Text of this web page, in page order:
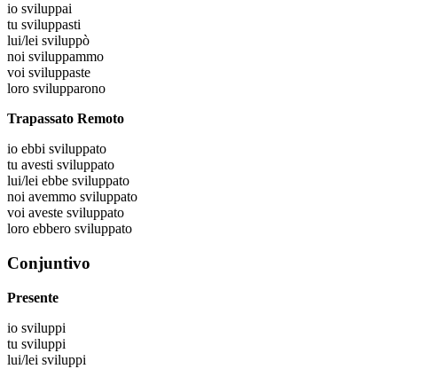
io sviluppai
tu sviluppasti
lui/lei sviluppò
noi sviluppammo
voi sviluppaste
loro svilupparono
Trapassato Remoto
io ebbi sviluppato
tu avesti sviluppato
lui/lei ebbe sviluppato
noi avemmo sviluppato
voi aveste sviluppato
loro ebbero sviluppato
Conjuntivo
Presente
io sviluppi
tu sviluppi
lui/lei sviluppi